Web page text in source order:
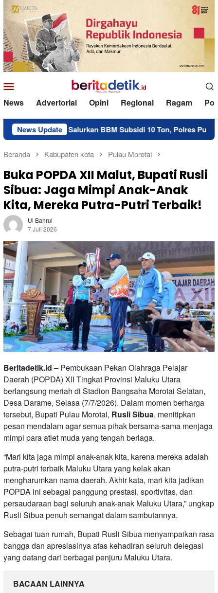
Loncat
ke
konten
Mobile
News Advertorial Opini Regional Ragam
News Update
Salurkan BBM Subsidi 10 Ton, Polres Pulau Morotai Diduga
Beranda Kabupaten kota Pulau Morotai
Buka POPDA XII Malut, Bupati Rusli
Sibua: Jaga Mimpi Anak-Anak
Kita, Mereka Putra-Putri Terbaik!
Ul Bahrul
7 Juli 2026
Beritadetik.id – Pembukaan Pekan Olahraga Pelajar
Daerah (POPDA) XII Tingkat Provinsi Maluku Utara
berlangsung meriah di Stadion Bangsaha Morotai Selatan,
Desa Darame, Selasa (7/7/2026). Dalam momen berharga
tersebut, Bupati Pulau Morotai, Rusli Sibua, menitipkan
pesan mendalam agar semua pihak bersama-sama menjaga
mimpi para atlet muda yang tengah berlaga.
“Mari kita jaga mimpi anak-anak kita, karena mereka adalah
putra-putri terbaik Maluku Utara yang kelak akan
mengharumkan nama daerah. Akhir kata, mari kita jadikan
POPDA ini sebagai panggung prestasi, sportivitas, dan
persaudaraan bagi seluruh anak-anak Maluku Utara,” ungkap
Rusli Sibua penuh semangat dalam sambutannya.
​Sebagai tuan rumah, Bupati Rusli Sibua menyampaikan rasa
bangga dan apresiasinya atas kehadiran seluruh delegasi
yang datang dari berbagai penjuru Maluku Utara.
BACAAN LAINNYA